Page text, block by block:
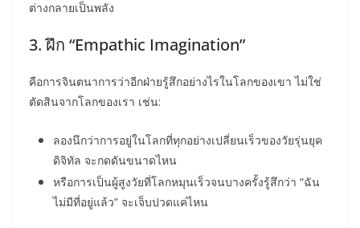
ต่างกลายเป็นพลัง
3. ฝึก “Empathic Imagination”
คือการจินตนาการว่าอีกฝ่ายรู้สึกอย่างไรในโลกของเขา ไม่ใช่
ตัดสินจากโลกของเรา เช่น:
ลองนึกว่าการอยู่ในโลกที่ทุกอย่างเปลี่ยนเร็วของวัยรุ่นยุค
ดิจิทัล จะกดดันขนาดไหน
หรือการเป็นผู้สูงวัยที่โลกหมุนเร็วจนบางครั้งรู้สึกว่า “ฉัน
ไม่มีที่อยู่แล้ว” จะเจ็บปวดแค่ไหน